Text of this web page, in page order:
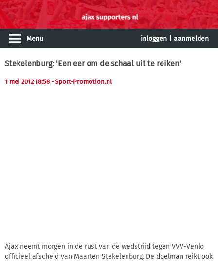
Menu inloggen aanmelden
Stekelenburg: 'Een eer om de schaal uit te reiken'
1 mei 2012 18:58 - Sport-Promotion.nl
Ajax neemt morgen in de rust van de wedstrijd tegen VVV-Venlo
officieel afscheid van Maarten Stekelenburg. De doelman reikt ook